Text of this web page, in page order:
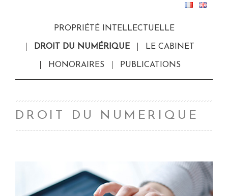
PROPRIÉTÉ INTELLECTUELLE
DROIT DU NUMÉRIQUE LE CABINET
HONORAIRES PUBLICATIONS
DROIT DU NUMERIQUE